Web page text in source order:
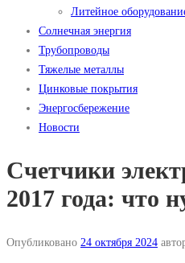
Литейное
Солнечная энергия
Трубопроводы
Тяжелые металлы
Цинковые покрытия
Энергосбережение
Новости
Счетчики
2017 года: что
Опубликовано 24 октября 2024